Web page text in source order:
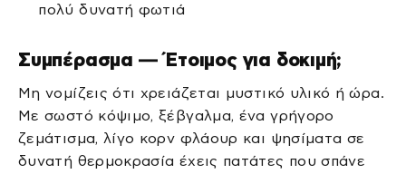
πολύ δυνατή φωτιά
Συμπέρασμα — Έτοιμος για δοκιμή;
Μη νομίζεις ότι χρειάζεται μυστικό υλικό ή ώρα.
Με σωστό κόψιμο, ξέβγαλμα, ένα γρήγορο
ζεμάτισμα, λίγο κορν φλάουρ και ψησίματα σε
δυνατή θερμοκρασία έχεις πατάτες που σπάνε